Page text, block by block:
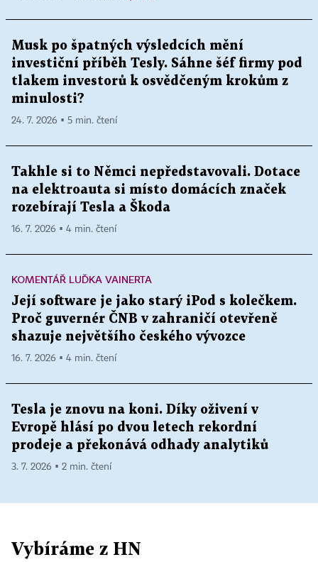
Musk po špatných výsledcích mění
investiční příběh Tesly. Sáhne šéf firmy pod
tlakem investorů k osvědčeným krokům z
minulosti?
24. 7. 2026 ▪ 5 min. čtení
Takhle si to Němci nepředstavovali. Dotace
na elektroauta si místo domácích značek
rozebírají Tesla a Škoda
16. 7. 2026 ▪ 4 min. čtení
KOMENTÁŘ LUĎKA VAINERTA
Její software je jako starý iPod s kolečkem.
Proč guvernér ČNB v zahraničí otevřeně
shazuje největšího českého vývozce
16. 7. 2026 ▪ 4 min. čtení
Tesla je znovu na koni. Díky oživení v
Evropě hlásí po dvou letech rekordní
prodeje a překonává odhady analytiků
3. 7. 2026 ▪ 2 min. čtení
Vybíráme z HN